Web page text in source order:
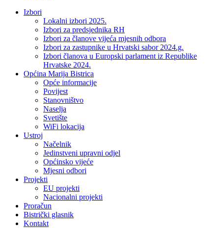
Izbori
Lokalni izbori 2025.
Izbori za predsjednika RH
Izbori za članove vijeća mjesnih odbora
Izbori za zastupnike u Hrvatski sabor 2024.g.
Izbori članova u Europski parlament iz Republike
Hrvatske 2024.
Općina Marija Bistrica
Opće informacije
Povijest
Stanovništvo
Naselja
Svetište
WiFi lokacija
Ustroj
Načelnik
Jedinstveni upravni odjel
Općinsko vijeće
Mjesni odbori
Projekti
EU projekti
Nacionalni projekti
Proračun
Bistrički glasnik
Kontakt